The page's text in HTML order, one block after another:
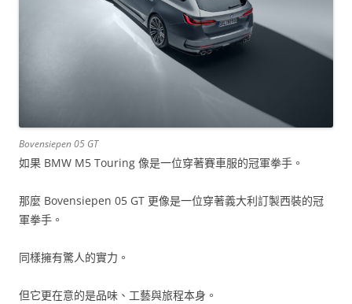
Bovensiepen 05 GT
如果 BMW M5 Touring 像是一位穿著賽車服的冠軍拳手。
那麼 Bovensiepen 05 GT 更像是一位穿著義大利訂製西裝的冠
軍拳手。
同樣擁有驚人的實力。
但它更在意的是品味、工藝與旅程本身。